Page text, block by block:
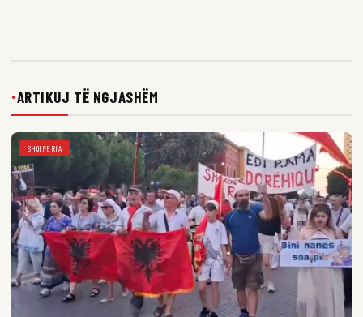
●ARTIKUJ TË NGJASHËM
SHQIPERIA